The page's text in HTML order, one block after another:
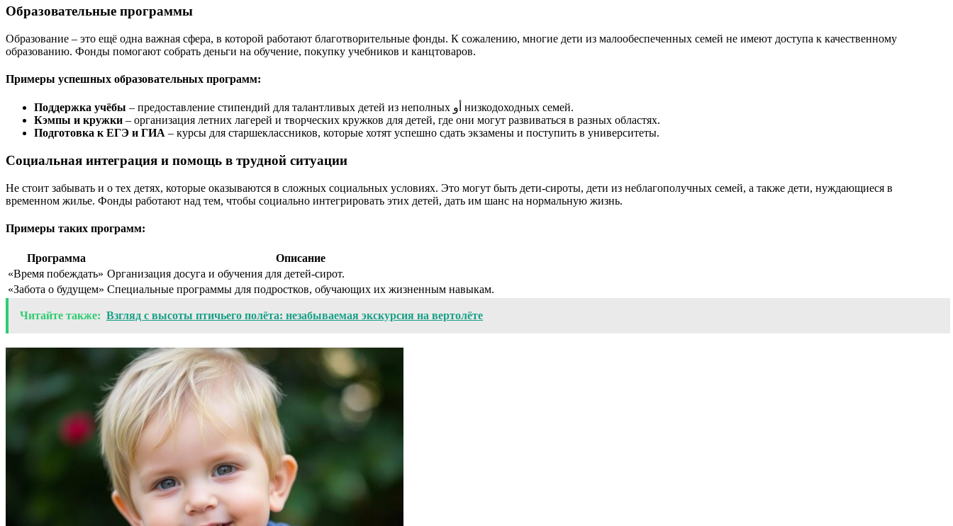
Образовательные программы
Образование – это ещё одна важная сфера, в которой работают благотворительные фонды. К сожалению, многие дети из малообеспеченных семей не имеют доступа к качественному
образованию. Фонды помогают собрать деньги на обучение, покупку учебников и канцтоваров.
Примеры успешных образовательных программ:
Поддержка учёбы
– предоставление стипендий для талантливых детей из неполных أو низкодоходных семей.
Кэмпы и кружки – организация летних лагерей и творческих кружков для детей, где они могут развиваться в разных областях.
Подготовка к ЕГЭ и ГИА – курсы для старшеклассников, которые хотят успешно сдать экзамены и поступить в университеты.
Социальная интеграция и помощь в трудной ситуации
Не стоит забывать и о тех детях, которые оказываются в сложных социальных условиях. Это могут быть дети-сироты, дети из неблагополучных семей, а также дети, нуждающиеся в
временном жилье. Фонды работают над тем, чтобы социально интегрировать этих детей, дать им шанс на нормальную жизнь.
Примеры таких программ:
Программа
Описание
«Время побеждать» Организация досуга и обучения для детей-сирот.
«Забота о будущем» Специальные программы для подростков, обучающих их жизненным навыкам.
Читайте также: Взгляд с высоты птичьего полёта: незабываемая экскурсия на вертолёте